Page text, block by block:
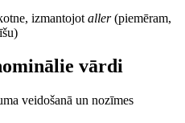
izmantojot aller(piemēram,
vārdi
veidošanā un nozīmes